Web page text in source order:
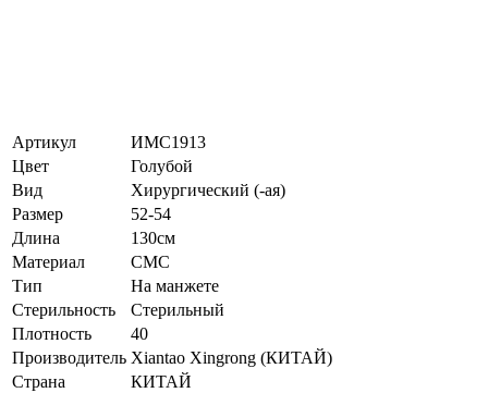
Артикул
ИМС1913
Цвет
Голубой
Вид
Хирургический (-ая)
Размер
52-54
Длина
130см
Материал
СМС
Тип
На манжете
Стерильность
Стерильный
Плотность
40
Производитель Xiantao Xingrong (КИТАЙ)
Страна
КИТАЙ